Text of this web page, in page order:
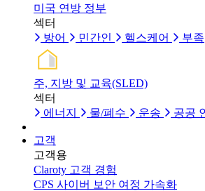
미국 연방 정부
섹터
방어
민간인 헬스케어 부족
주, 지방 및 교육(SLED)
섹터
에너지
물/폐수 운송 공공
고객
고객용
Claroty 고객 경험
CPS 사이버 보안 여정 가속화